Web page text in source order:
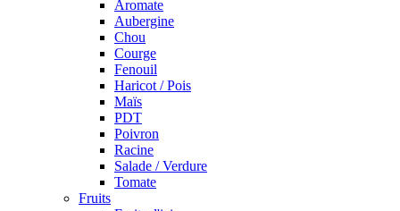
Aromate
Aubergine
Chou
Courge
Fenouil
Haricot / Pois
Maïs
PDT
Poivron
Racine
Salade / Verdure
Tomate
Fruits